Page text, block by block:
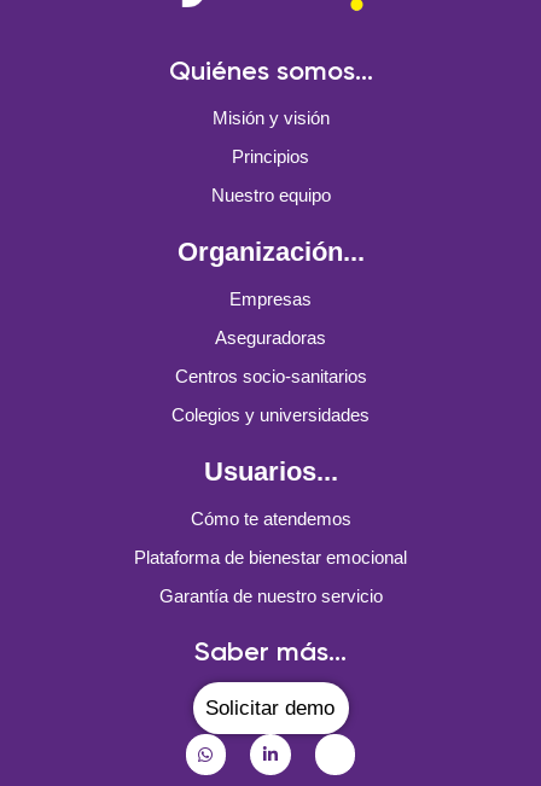
Quiénes somos...
Misión y visión
Principios
Nuestro equipo
Organización...
Empresas
Aseguradoras
Centros socio-sanitarios
Colegios y universidades
Usuarios...
Cómo te atendemos
Plataforma de bienestar emocional
Garantía de nuestro servicio
Saber más...
Solicitar demo